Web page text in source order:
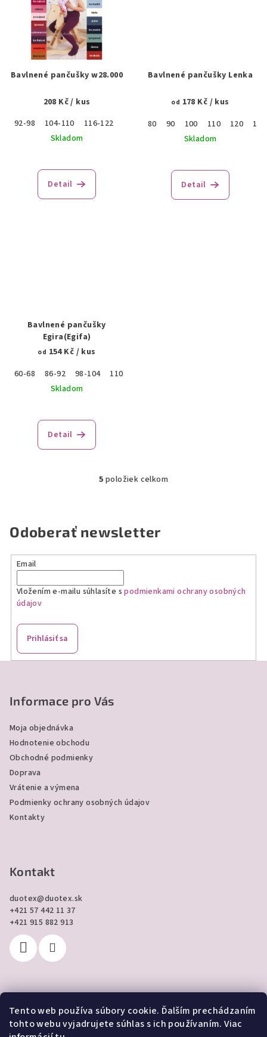
Tento web používa súbory cookie. Ďalším prechádzaním
tohto webu vyjadrujete súhlas s ich používaním. Viac
Bavlnené pančušky w28.000
208 Kč/ kus
92-98
104-110
116-122
Skladom
Detail
Bavlnené pančušky Lenka
od 178 Kč / kus
80
90 100 110 120
130
Skladom
hodnotenie
produktu
Detail
Bavlnené pančušky
Egira(Egifa)
od 154 Kč / kus
60-68
86-92 98-104 110-116
Skladom
Detail
O
á
d
a
e
y
5 položiek celkom
Odoberať newsletter
Email
Vložením e-mailu súhlasíte spodmienkami ochrany osobných
údajov
Prihlásiť sa
Informace pro Vás
Moja objednávka
Hodnotenie obchodu
Obchodné podmienky
Doprava
Vrátenie a výmena
Podmienky ochrany osobných údajov
Kontakty
Kontakt
duotex@duotex.sk
+421 57 442 11 37
+421 915 882 913
Prijímame online platby